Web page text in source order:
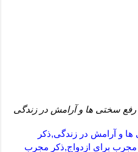
سختی ها و آرامش در زندگی
و آرامش در زندگی,ذکر
برای ازدواج,ذکر مجرب